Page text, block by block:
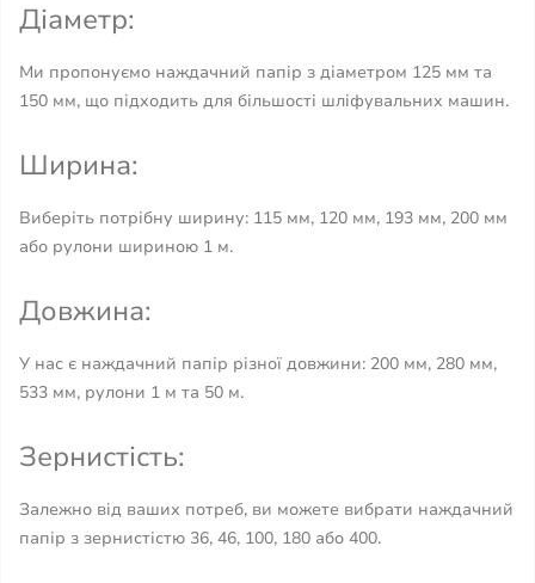
Діаметр:
Ми пропонуємо наждачний папір з діаметром 125 мм та
150 мм, що підходить для більшості шліфувальних машин.
Ширина:
Виберіть потрібну ширину: 115 мм, 120 мм, 193 мм, 200 мм
або рулони шириною 1 м.
Довжина:
У нас є наждачний папір різної довжини: 200 мм, 280 мм,
533 мм, рулони 1 м та 50 м.
Зернистість:
Залежно від ваших потреб, ви можете вибрати наждачний
папір з зернистістю 36, 46, 100, 180 або 400.